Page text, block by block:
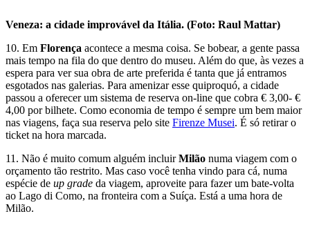
Veneza: a cidade improvável da Itália. (Foto: Raul Mattar)
10. Em Florença acontece a mesma coisa. Se bobear, a gente passa
mais tempo na fila do que dentro do museu. Além do que, às vezes a
espera para ver sua obra de arte preferida é tanta que já entramos
esgotados nas galerias. Para amenizar esse quiproquó, a cidade
passou a oferecer um sistema de reserva on-line que cobra € 3,00- €
4,00 por bilhete. Como economia de tempo é sempre um bem maior
nas viagens, faça sua reserva pelo site Firenze Musei. É só retirar o
ticket na hora marcada.
11. Não é muito comum alguém incluirMilão numa viagem com o
orçamento tão restrito. Mas caso você tenha vindo para cá, numa
espécie de up grade da viagem, aproveite para fazer um bate-volta
ao Lago di Como, na fronteira com a Suíça. Está a uma hora de
Milão.